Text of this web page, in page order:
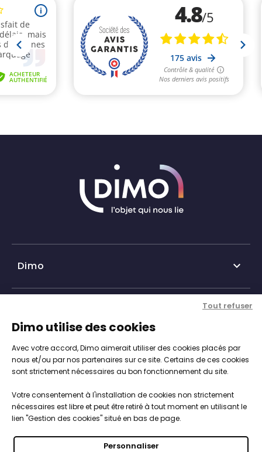
Dimo utilise des cookies
Avec votre accord, Dimo aimerait utiliser des cookies placés par
nous et/ou par nos partenaires sur ce site. Certains de ces cookies
sont strictement nécessaires au bon fonctionnement du site.
Votre consentement à l'installation de cookies non strictement
nécessaires est libre et peut être retiré à tout moment en utilisant le
lien "Gestion des cookies" situé en bas de page.
Tout refuser
Personnaliser
Dimo 
Historique DIMO
Nos agences
Catalogue objets publicitaires

Expertise, conseil et service client
Personnalisation de vos objets
Engagements, Normes & Sécurité
Studios PAO intégré
Vos objets 100% sur-mesure
Informations 
CGV
Mentions légales
Politique de cookies
Notre démarche RSE 
Nous intégrons les enjeux du développement durable